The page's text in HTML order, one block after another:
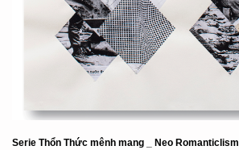
Serie Thổn Thức mênh mang _ Neo Romanticlism